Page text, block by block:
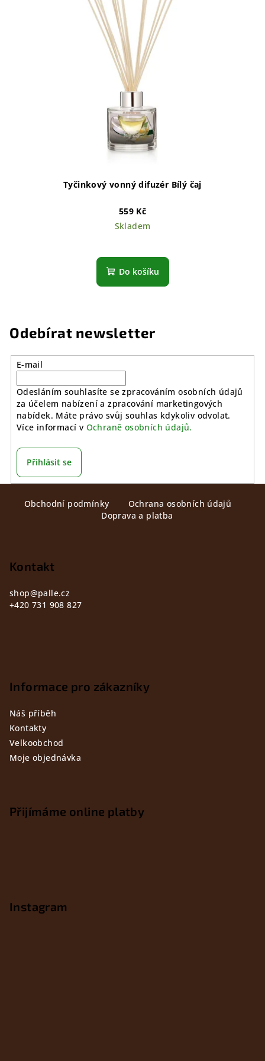
Tyčinkový vonný difuzér Bílý čaj
559 Kč
Skladem
Do košíku
Odebírat newsletter
E-mail
Odesláním souhlasíte se zpracováním osobních údajů
za účelem nabízení a zpracování marketingových
nabídek. Máte právo svůj souhlas kdykoliv odvolat.
Více informací v Ochraně osobních údajů.
Přihlásit se
Obchodní podmínky
Ochrana osobních údajů
Doprava a platba
Kontakt
shop@palle.cz
+420 731 908 827
Informace pro zákazníky
Náš příběh
Kontakty
Velkoobchod
Moje objednávka
Přijímáme online platby
Instagram